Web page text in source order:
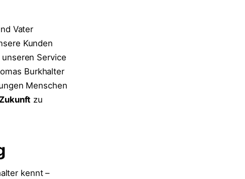
Vater
Kunden
Service
Burkhalter
Menschen
Zukunft zu
kennt –